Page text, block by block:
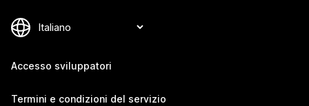
Accesso sviluppatori
Termini e condizioni del servizio